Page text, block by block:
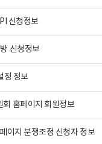
신청정보
신청정보
정 정보
회 홈페이지 회원정보
이지 분쟁조정 신청자 정보